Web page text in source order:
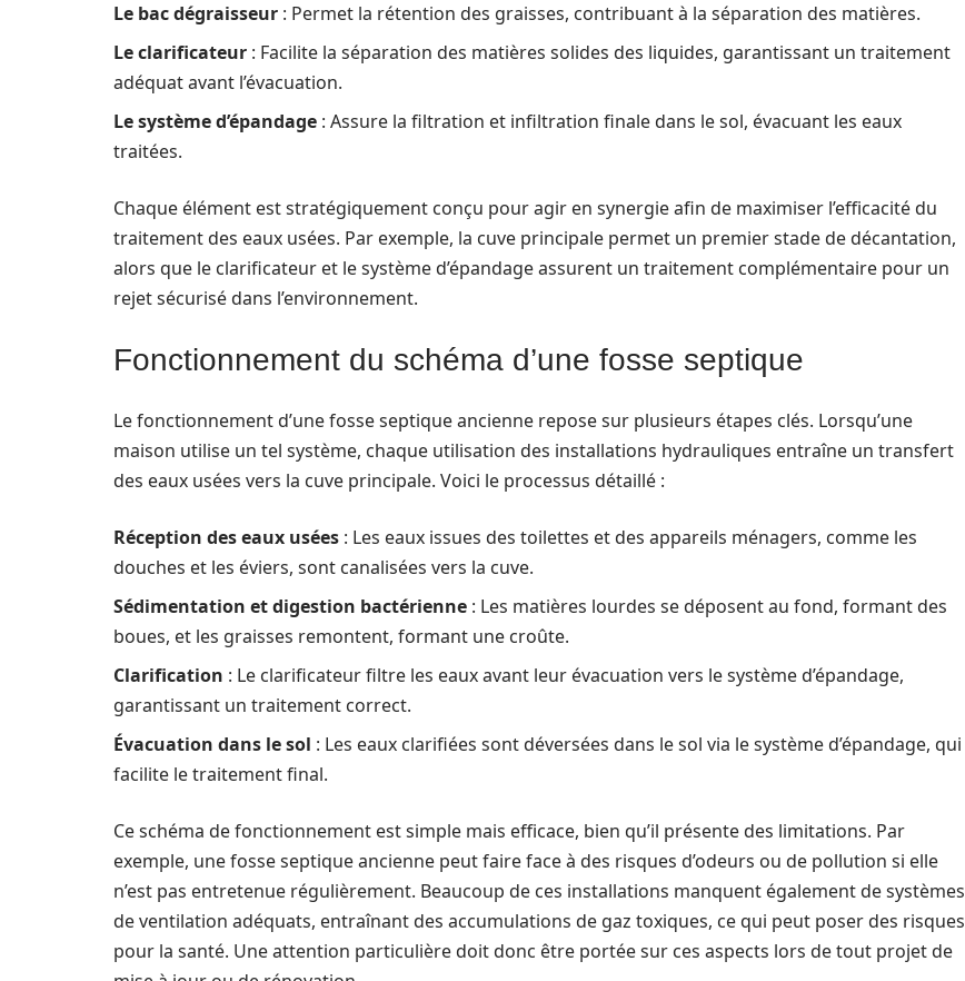
Le bac dégraisseur : Permet la rétention des graisses, contribuant à la séparation des matières.
Le clarificateur : Facilite la séparation des matières solides des liquides, garantissant un traitement
adéquat avant l’évacuation.
Le système d’épandage : Assure la filtration et infiltration finale dans le sol, évacuant les eaux
traitées.
Chaque élément est stratégiquement conçu pour agir en synergie afin de maximiser l’efficacité du
traitement des eaux usées. Par exemple, la cuve principale permet un premier stade de décantation,
alors que le clarificateur et le système d’épandage assurent un traitement complémentaire pour un
rejet sécurisé dans l’environnement.
Fonctionnement du schéma d’une fosse septique
Le fonctionnement d’une fosse septique ancienne repose sur plusieurs étapes clés. Lorsqu’une
maison utilise un tel système, chaque utilisation des installations hydrauliques entraîne un transfert
des eaux usées vers la cuve principale. Voici le processus détaillé :
Réception des eaux usées : Les eaux issues des toilettes et des appareils ménagers, comme les
douches et les éviers, sont canalisées vers la cuve.
Sédimentation et digestion bactérienne : Les matières lourdes se déposent au fond, formant des
boues, et les graisses remontent, formant une croûte.
Clarification : Le clarificateur filtre les eaux avant leur évacuation vers le système d’épandage,
garantissant un traitement correct.
Évacuation dans le sol : Les eaux clarifiées sont déversées dans le sol via le système d’épandage, qui
facilite le traitement final.
Ce schéma de fonctionnement est simple mais efficace, bien qu’il présente des limitations. Par
exemple, une fosse septique ancienne peut faire face à des risques d’odeurs ou de pollution si elle
n’est pas entretenue régulièrement. Beaucoup de ces installations manquent également de systèmes
de ventilation adéquats, entraînant des accumulations de gaz toxiques, ce qui peut poser des risques
pour la santé. Une attention particulière doit donc être portée sur ces aspects lors de tout projet de